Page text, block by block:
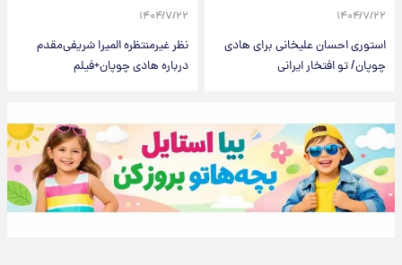
۱۴۰۴/۷/۲۲
استوری احسان علیخانی برای هادی
چوپان/ تو افتخار ایرانی
۱۴۰۴/۷/۲۲
نظر غیرمنتظره المیرا شریفی‌مقدم
درباره هادی چوپان+فیلم